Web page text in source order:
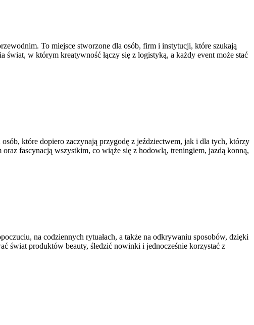
To miejsce stworzone dla osób, firm i instytucji, które szukają
w którym kreatywność łączy się z logistyką, a każdy event może stać
które dopiero zaczynają przygodę z jeździectwem, jak i dla tych, którzy
fascynacją wszystkim, co wiąże się z hodowlą, treningiem, jazdą konną,
na codziennych rytuałach, a także na odkrywaniu sposobów, dzięki
świat produktów beauty, śledzić nowinki i jednocześnie korzystać z